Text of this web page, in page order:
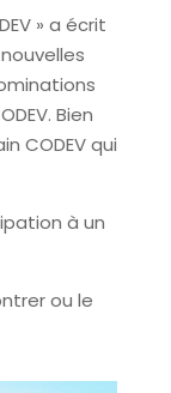
» a écrit
Bien
CODEV qui
à un
ou le